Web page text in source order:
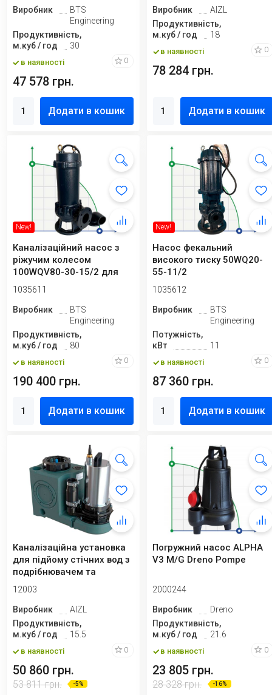
Виробник
BTS
Engineering
Продуктивність,
м.куб / год
30
в наявності 0
47 578 грн.
Додати в кошик
Виробник
AIZL
Продуктивність,
м.куб / год
18
в наявності 0
78 284 грн.
Додати в кошик
New!
Каналізаційний насос з
ріжучим колесом
100WQV80-30-15/2 для
відкачки паводков...
1035611
Виробник
BTS
Engineering
Продуктивність,
м.куб / год
80
в наявності 0
190 400 грн.
Додати в кошик
New!
Насос фекальний
високого тиску 50WQ20-
55-11/2
1035612
Виробник
BTS
Engineering
Потужність,
кВт
11
в наявності 0
87 360 грн.
Додати в кошик
Каналізаційна установка
для підйому стічних вод з
подрібнювачем та
пультом ке...
12003
Виробник
AIZL
Продуктивність,
м.куб / год
15.5
в наявності 0
50 860 грн.
53 811 грн. -5%
Погружний насос ALPHA
V3 M/G Dreno Pompe
2000244
Виробник
Dreno
Продуктивність,
м.куб / год
21.6
в наявності 0
23 805 грн.
28 328 грн. -16%